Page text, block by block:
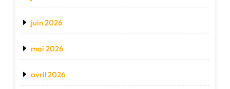
juin 2026
mai 2026
avril 2026